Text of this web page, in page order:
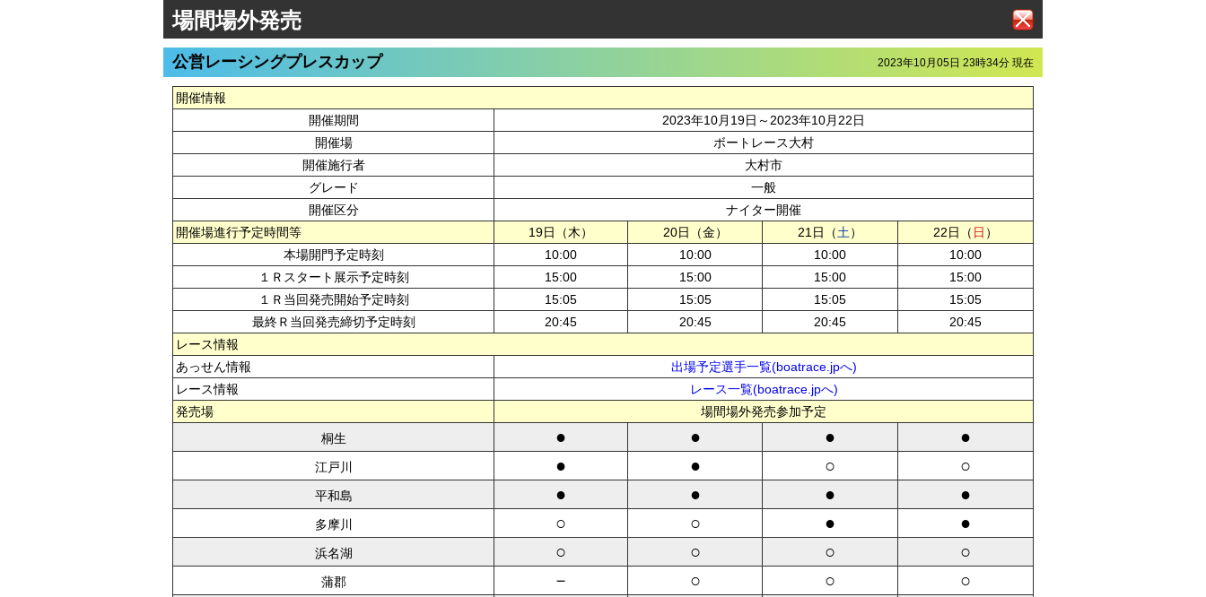
場間場外発売
2023年10月05日 23時34分 現在
公営レーシングプレスカップ
開催情報
開催期間
2023年10月19日～2023年10月22日
開催場
ボートレース大村
開催施行者
大村市
グレード
一般
開催区分
ナイター開催
開催場進行予定時間等
19日（木） 20日（金） 21日（土） 22日（ 日 ）
本場開門予定時刻
10:00 10:00 10:00
10:00
１Ｒスタート展示予定時刻
15:00 15:00 15:00
15:00
１Ｒ当回発売開始予定時刻
15:05 15:05 15:05
15:05
最終Ｒ当回発売締切予定時刻
20:45 20:45 20:45
20:45
レース情報
あっせん情報
出場予定選手一覧(boatrace.jpへ)
レース情報
レース一覧(boatrace.jpへ)
発売場
場間場外発売参加予定
桐生
● ● ● ●
江戸川 ● ● ○ ○
平和島 ● ● ● ●
多摩川 ○ ○ ● ●
浜名湖 ○ ○ ○ ○
蒲郡 － ○ ○ ○